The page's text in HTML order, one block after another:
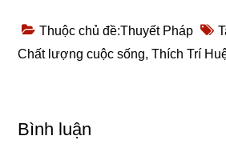
Thuộc chủ đề:Thuyết Pháp
Chất lượng cuộc sống,Thích Trí
Reader
Bình luận